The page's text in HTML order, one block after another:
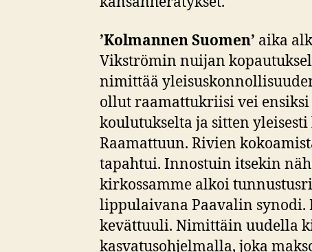
’Kolmannen Suomen’ aika
Vikströmin nuijan
nimittää
ollut raamattukriisi vei
koulutukselta ja sitten
Raamattuun. Rivien
tapahtui. Innostuin itsekin
kirkossamme alkoi
lippulaivana Paavalin synodi.
kevättuuli. Nimittäin uudella
kasvatusohjelmalla, joka